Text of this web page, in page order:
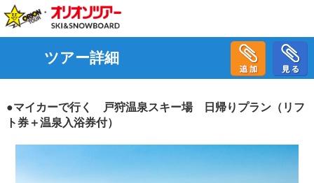
ツアー詳細
●マイカーで行く 戸狩温泉スキー場 日帰りプラン（リフ
ト券＋温泉入浴券付）